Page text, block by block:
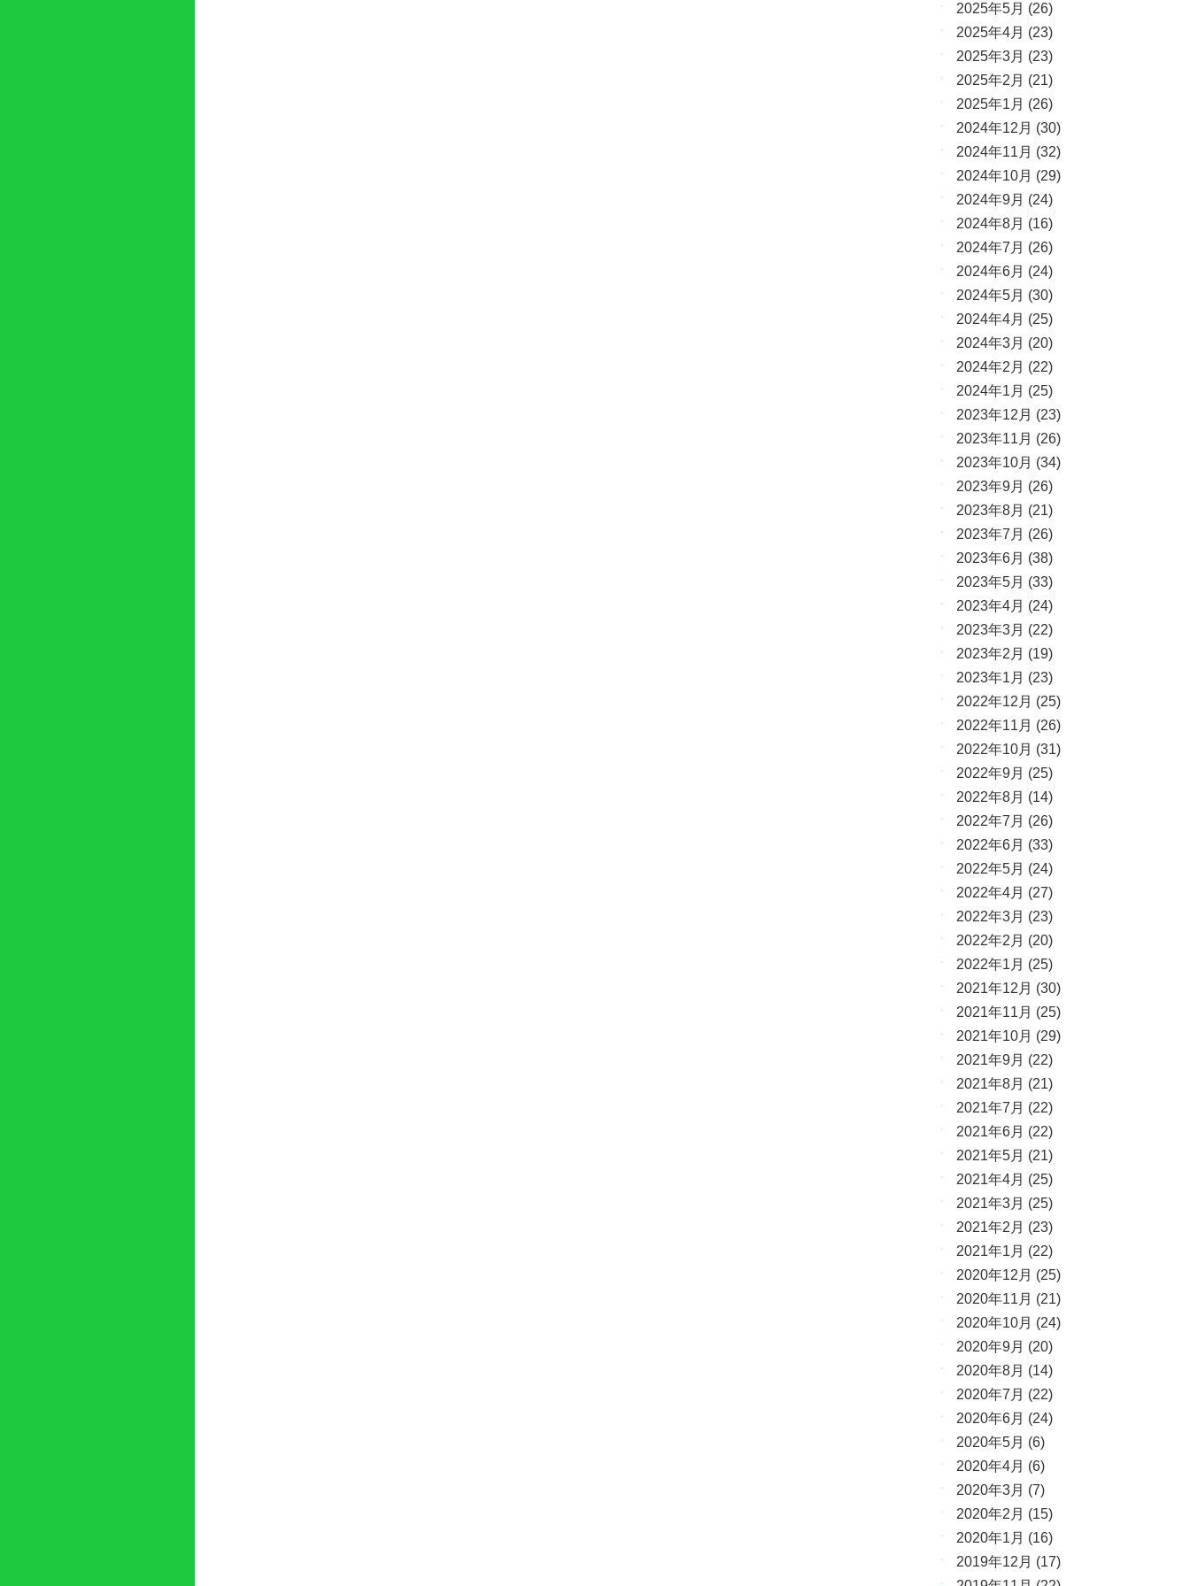
2025年5月 (26)
2025年4月 (23)
2025年3月 (23)
2025年2月 (21)
2025年1月 (26)
2024年12月 (30)
2024年11月 (32)
2024年10月 (29)
2024年9月 (24)
2024年8月 (16)
2024年7月 (26)
2024年6月 (24)
2024年5月 (30)
2024年4月 (25)
2024年3月 (20)
2024年2月 (22)
2024年1月 (25)
2023年12月 (23)
2023年11月 (26)
2023年10月 (34)
2023年9月 (26)
2023年8月 (21)
2023年7月 (26)
2023年6月 (38)
2023年5月 (33)
2023年4月 (24)
2023年3月 (22)
2023年2月 (19)
2023年1月 (23)
2022年12月 (25)
2022年11月 (26)
2022年10月 (31)
2022年9月 (25)
2022年8月 (14)
2022年7月 (26)
2022年6月 (33)
2022年5月 (24)
2022年4月 (27)
2022年3月 (23)
2022年2月 (20)
2022年1月 (25)
2021年12月 (30)
2021年11月 (25)
2021年10月 (29)
2021年9月 (22)
2021年8月 (21)
2021年7月 (22)
2021年6月 (22)
2021年5月 (21)
2021年4月 (25)
2021年3月 (25)
2021年2月 (23)
2021年1月 (22)
2020年12月 (25)
2020年11月 (21)
2020年10月 (24)
2020年9月 (20)
2020年8月 (14)
2020年7月 (22)
2020年6月 (24)
2020年5月 (6)
2020年4月 (6)
2020年3月 (7)
2020年2月 (15)
2020年1月 (16)
2019年12月 (17)